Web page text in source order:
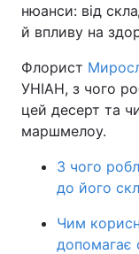
нюанси: від
й впливу на
Флорист
УНІАН, з чого
цей десерт та
маршмелоу.
З чого
до його
Чим
допомагає